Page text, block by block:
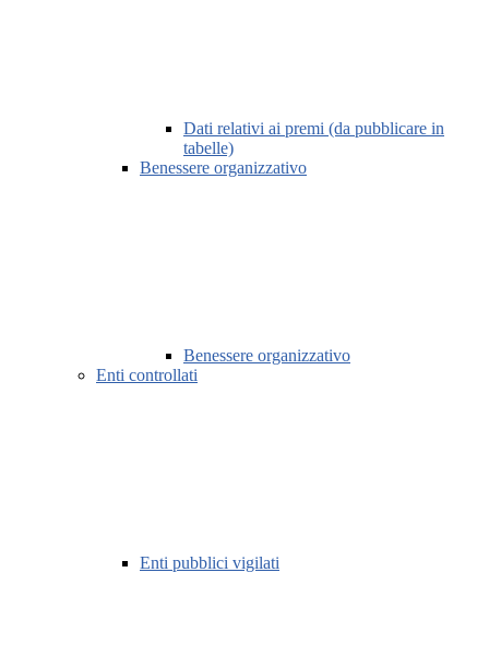
Dati relativi ai premi (da pubblicare in
tabelle)
Benessere organizzativo
Benessere organizzativo
Enti controllati
Enti pubblici vigilati